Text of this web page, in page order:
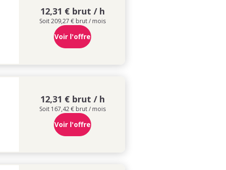
12,31 € brut / h
Soit 209,27 € brut / mois
Voir l'offre
12,31 € brut / h
Soit 167,42 € brut / mois
Voir l'offre